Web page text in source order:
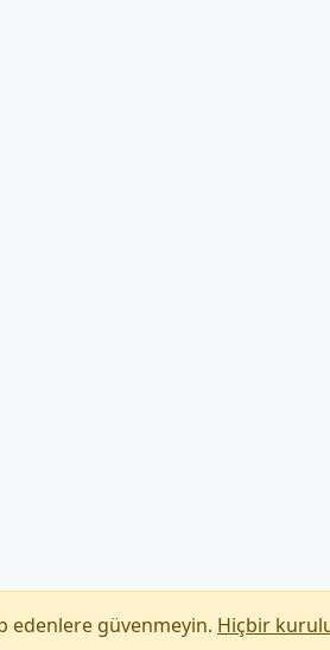
edenlere güvenmeyin. Hiçbir